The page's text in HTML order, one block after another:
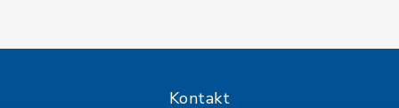
Kontakt